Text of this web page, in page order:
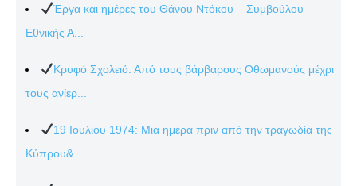
Έργα και ημέρες του Θάνου Ντόκου – Συμβούλου
Εθνικής Α...
Κρυφό Σχολειό: Από τους βάρβαρους Οθωμανούς μέχρι
τους ανίερ...
19 Ιουλίου 1974: Μια ημέρα πριν από την τραγωδία της
Κύπρου&...